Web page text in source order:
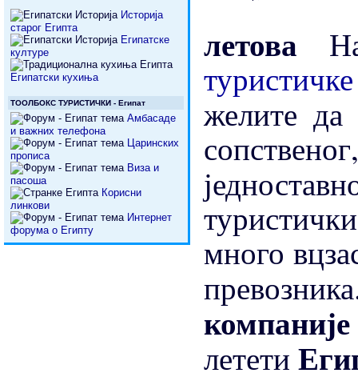
Историја
старог Египта
Египатске
културе
Египатски кухиња
ТООЛБОКС ТУРИСТИЧКИ - Египат
Амбасаде
и важних телефона
Царинских
прописа
Виза и
пасоша
Корисни
линкови
Интернет
форума о Египту
летова
желите
много
летети